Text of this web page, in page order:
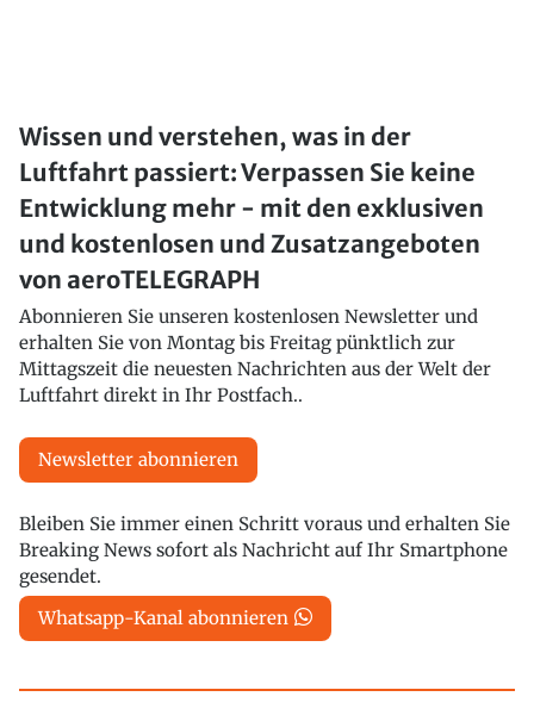
Wissen und verstehen, was in der
Luftfahrt passiert: Verpassen Sie keine
Entwicklung mehr - mit den exklusiven
und kostenlosen und Zusatzangeboten
von aeroTELEGRAPH
Abonnieren Sie unseren kostenlosen Newsletter und
erhalten Sie von Montag bis Freitag pünktlich zur
Mittagszeit die neuesten Nachrichten aus der Welt der
Luftfahrt direkt in Ihr Postfach..
Newsletter abonnieren
Bleiben Sie immer einen Schritt voraus und erhalten Sie
Breaking News sofort als Nachricht auf Ihr Smartphone
gesendet.
Whatsapp-Kanal abonnieren